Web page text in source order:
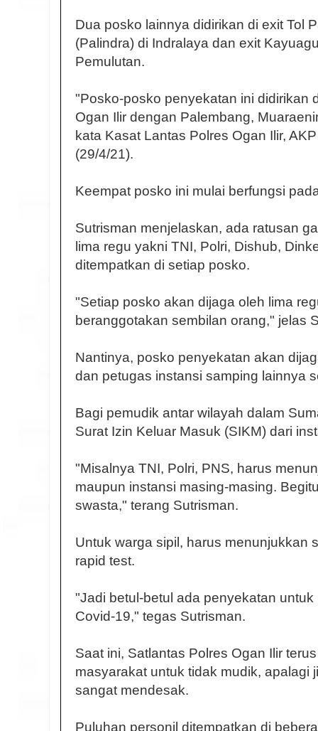
Dua posko lainnya didirikan di exit Tol
(Palindra) di Indralaya dan exit
Pemulutan.
"Posko-posko penyekatan ini didirikan
Ogan Ilir dengan Palembang,
kata Kasat Lantas Polres Ogan Ilir,
(29/4/21).
Keempat posko ini mulai berfungsi
Sutrisman menjelaskan, ada ratusan
lima regu yakni TNI, Polri, Dishub,
ditempatkan di setiap posko.
"Setiap posko akan dijaga oleh lima
beranggotakan sembilan orang," jelas
Nantinya, posko penyekatan akan
dan petugas instansi samping lainnya
Bagi pemudik antar wilayah dalam
Surat Izin Keluar Masuk (SIKM) dari
"Misalnya TNI, Polri, PNS, harus
maupun instansi masing-masing.
swasta," terang Sutrisman.
Untuk warga sipil, harus menunjukkan
rapid test.
"Jadi betul-betul ada penyekatan
Covid-19," tegas Sutrisman.
Saat ini, Satlantas Polres Ogan Ilir
masyarakat untuk tidak mudik, apalagi
sangat mendesak.
Puluhan personil ditempatkan di